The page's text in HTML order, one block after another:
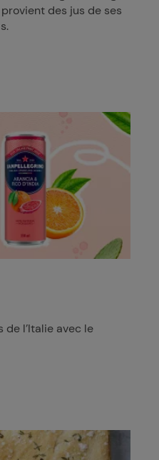
des jus de ses
l’Italie avec le